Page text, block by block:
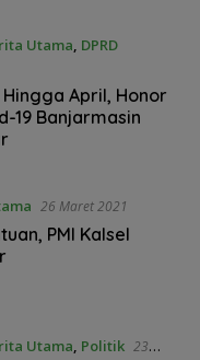
Utama DPRD
April, Honor
19 Banjarmasin
26 Maret 2021
PMI Kalsel
Utama, Politik 23